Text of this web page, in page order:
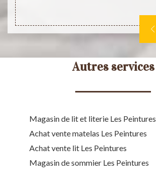
Autres services
Magasin de lit et literie Les Peintures
Achat vente matelas Les Peintures
Achat vente lit Les Peintures
Magasin de sommier Les Peintures